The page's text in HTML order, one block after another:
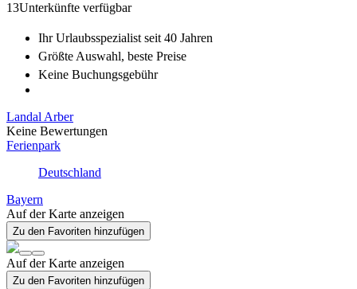
13Unterkünfte verfügbar
Ihr Urlaubsspezialistseit 40 Jahren
Größte Auswahl, beste Preise
Keine Buchungsgebühr
Landal Arber
Keine Bewertungen
Ferienpark
Deutschland
Bayern
Auf der Karte anzeigen
Zu den Favoriten hinzufügen
Auf der Karte anzeigen
Zu den Favoriten hinzufügen